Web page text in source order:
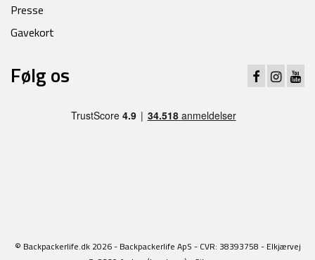
Presse
Gavekort
Følg os
© Backpackerlife.dk 2026 - Backpackerlife ApS - CVR: 38393758 - Elkjærvej